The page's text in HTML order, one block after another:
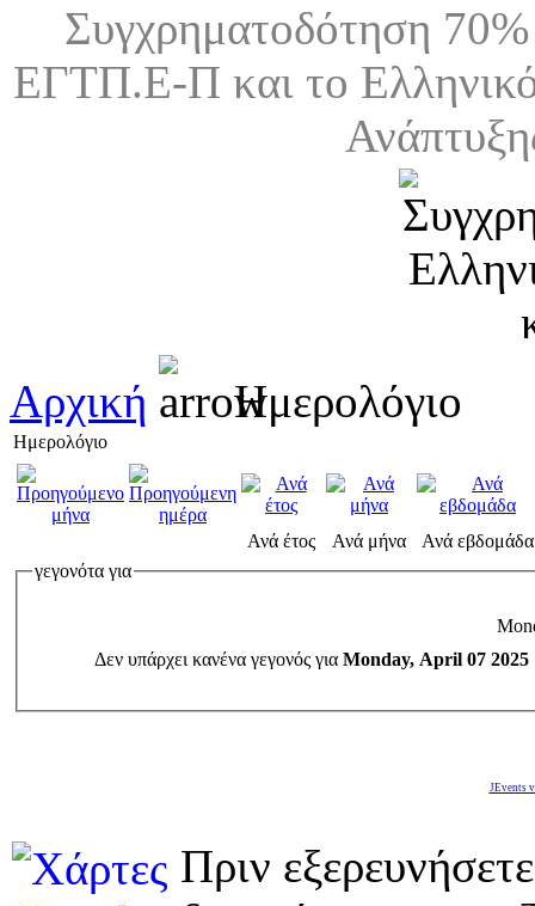
Συγχρηματοδότηση
ΕΓΤΠ.Ε-Π και το
Αρχική Ημερολόγιο
Ημερολόγιο
Ανά έτος Ανά μήνα
Ανά εβδομάδα
γεγονότα για
Δεν υπάρχει κανένα γεγονός για Monday, April 07 2025
JEvents
Πριν